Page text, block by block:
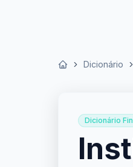
Início Dicionário
Dicionário